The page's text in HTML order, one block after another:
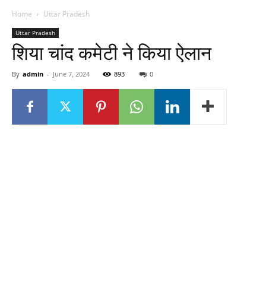
Home Uttar Pradesh
Uttar Pradesh
शिया चांद कमेटी ने किया ऐलान
By admin - June 7, 2024 893 0